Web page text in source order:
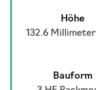
Höhe
132.6 Millimeter
Bauform